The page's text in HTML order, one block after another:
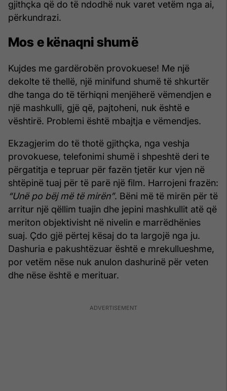
gjithçka që do të ndodhë nuk varet vetëm nga ai,
përkundrazi.
Mos e kënaqni shumë
Kujdes me gardërobën provokuese! Me një
dekolte të thellë, një minifund shumë të shkurtër
dhe tanga do të tërhiqni menjëherë vëmendjen e
një mashkulli, gjë që, pajtoheni, nuk është e
vështirë. Problemi është mbajtja e vëmendjes.
Ekzagjerim do të thotë gjithçka, nga veshja
provokuese, telefonimi shumë i shpeshtë deri te
përgatitja e tepruar për fazën tjetër kur vjen në
shtëpinë tuaj për të parë një film. Harrojeni frazën:
“Unë po bëj më të mirën”. Bëni më të mirën për të
arritur një qëllim tuajin dhe jepini mashkullit atë që
meriton objektivisht në nivelin e marrëdhënies
suaj. Çdo gjë përtej kësaj do ta largojë nga ju.
Dashuria e pakushtëzuar është e mrekullueshme,
por vetëm nëse nuk anulon dashurinë për veten
dhe nëse është e merituar.